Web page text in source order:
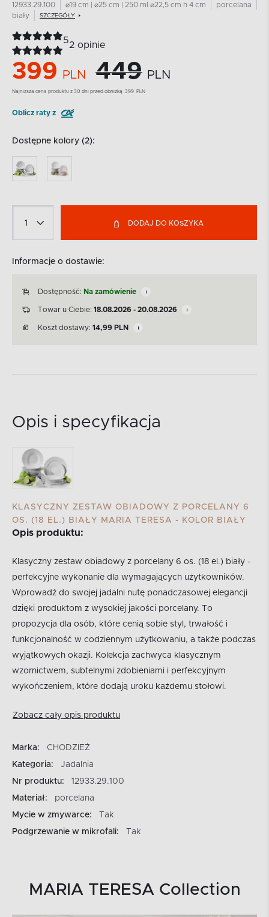
12933.29.100 ⌀19 cm | ⌀25 cm | 250 ml ⌀22,5 cm h 4 cm
porcelana
biały
SZCZEGÓŁY
52 opinie
399 PLN 449 PLN
Najnizsza cena produktu z 30 dni przed obniżką: 399 PLN
Oblicz raty z
Dostępne kolory (2):
DODAJ DO KOSZYKA
Informacje o dostawie:
Dostępność: Na zamówienie
Towar u Ciebie: 18.08.2026 - 20.08.2026
Koszt dostawy: 14,99 PLN
Opis i specyfikacja
KLASYCZNY ZESTAW OBIADOWY Z PORCELANY 6
OS. (18 EL.) BIAŁY MARIA TERESA - KOLOR BIAŁY
Opis produktu:
Klasyczny zestaw obiadowy z porcelany 6 os. (18 el.) biały -
perfekcyjne wykonanie dla wymagających użytkowników.
Wprowadź do swojej jadalni nutę ponadczasowej elegancji
dzięki produktom z wysokiej jakości porcelany. To
propozycja dla osób, które cenią sobie styl, trwałość i
funkcjonalność w codziennym użytkowaniu, a także podczas
wyjątkowych okazji. Kolekcja zachwyca klasycznym
wzornictwem, subtelnymi zdobieniami i perfekcyjnym
wykończeniem, które dodają uroku każdemu stołowi.
Zobacz cały opis produktu
Marka:
CHODZIEŻ
Kategoria:
Jadalnia
Nr produktu:
12933.29.100
Materiał:
porcelana
Mycie w zmywarce:
Tak
Podgrzewanie w mikrofali:
Tak
MARIA TERESA Collection